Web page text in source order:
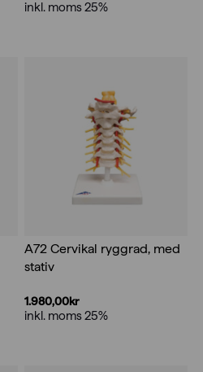
inkl. moms 25%
A72 Cervikal ryggrad, med
stativ
1.980,00kr
inkl. moms 25%